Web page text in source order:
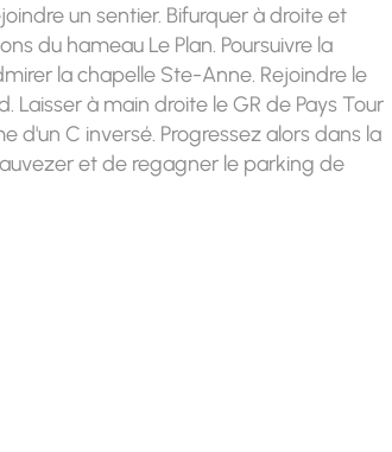
un sentier. Bifurquer à droite et
du hameau Le Plan. Poursuivre la
la chapelle Ste-Anne. Rejoindre le
à main droite le GR de Pays Tour
d'un C inversé. Progressez alors dans la
et de regagner le parking de